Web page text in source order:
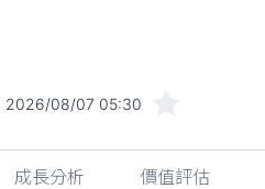
2026/08/07 05:30
成長分析 價值評估